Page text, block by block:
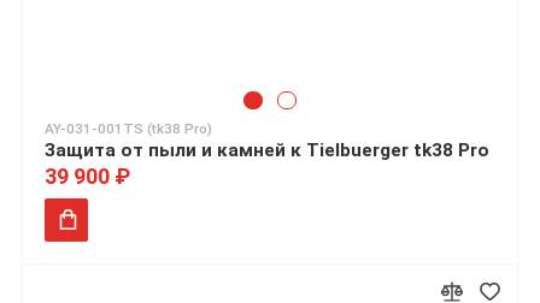
AY-031-001TS (tk38 Pro)
Защита от пыли и камней к Tielbuerger tk38 Pro
39 900 ₽